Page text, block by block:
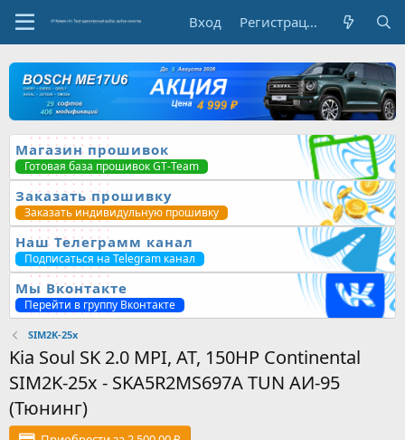
Вход Регистрация
Магазин прошивок
Готовая база прошивок GT-Team
Заказать прошивку
Заказать индивидульную прошивку
Наш Телеграмм канал
Подписаться на Telegram канал
Мы Вконтакте
Перейти в группу Вконтакте
SIM2K-25x
Kia Soul SK 2.0 MPI, AT, 150HP Continental
SIM2K-25x - SKA5R2MS697A TUN АИ-95
(Тюнинг)